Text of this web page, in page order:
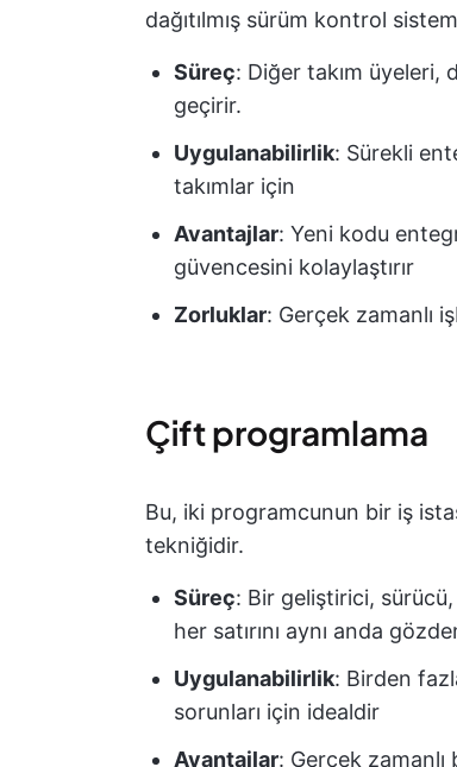
dağıtılmış sürüm kontrol
Süreç: Diğer takım üyeleri,
geçirir.
Uygulanabilirlik: Sürekli
takımlar için
Avantajlar: Yeni kodu
güvencesini kolaylaştırır
Zorluklar: Gerçek zamanlı
Çift programlama
Bu, iki programcunun bir iş
tekniğidir.
Süreç: Bir geliştirici,
her satırını aynı anda
Uygulanabilirlik: Birden
sorunları için idealdir
Avantajlar: Gerçek